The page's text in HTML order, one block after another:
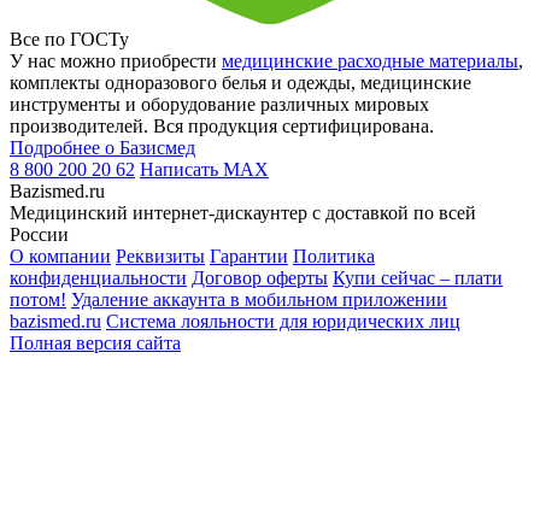
Все по ГОСТу
У нас можно приобрести медицинские расходные материалы,
комплекты одноразового белья и одежды, медицинские
инструменты и оборудование различных мировых
производителей. Вся продукция сертифицирована.
Подробнее о Базисмед
8 800 200 20 62 Написать MAX
Bazismed.ru
Медицинский интернет-дискаунтер с доставкой по всей
России
О компании Реквизиты Гарантии Политика
конфиденциальности Договор оферты Купи сейчас – плати
потом! Удаление аккаунта в мобильном приложении
bazismed.ru Система лояльности для юридических лиц
Полная версия сайта